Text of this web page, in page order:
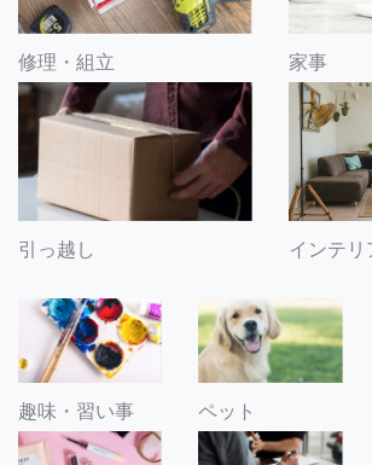
修理・組立 家事
引っ越し インテリ
趣味・習い事 ペット